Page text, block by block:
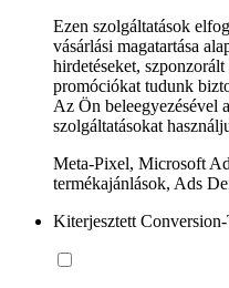
Ezen szolgáltatások
vásárlási magatartása
hirdetéseket,
promóciókat tudunk
Az Ön beleegyezésével
szolgáltatásokat
Meta-Pixel, Microsoft
termékajánlások, Ads
Kiterjesztett